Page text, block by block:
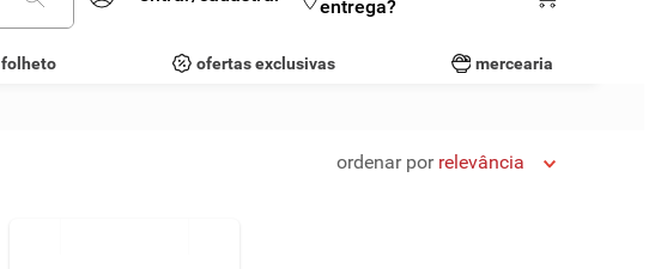
entrega?
folheto ofertas exclusivas mercearia
ordenar por relevância